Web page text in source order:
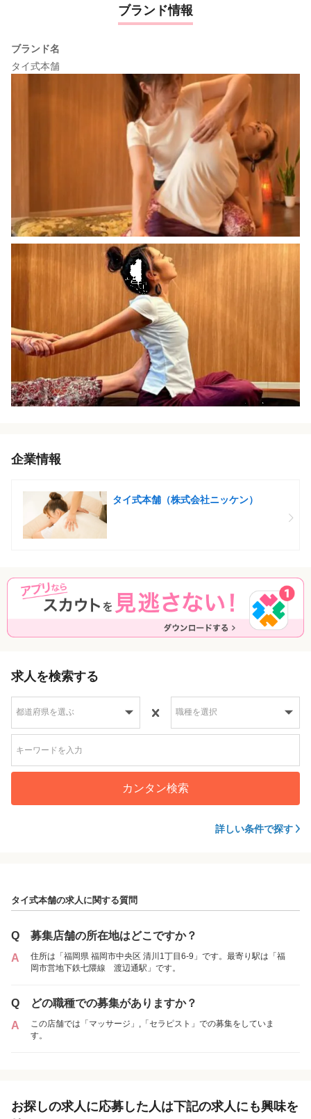
ブランド情報
ブランド名
タイ式本舗
企業情報
タイ式本舗（株式会社ニッケン）
求人を検索する
カンタン検索
詳しい条件で探す
タイ式本舗の求人に関する質問
Q
募集店舗の所在地はどこですか？
A
住所は「福岡県 福岡市中央区 清川1丁目6-9」です。最寄り駅は「福
岡市営地下鉄七隈線 渡辺通駅」です。
Q
どの職種での募集がありますか？
A
この店舗では「マッサージ」,「セラピスト」での募集をしていま
す。
お探しの求人に応募した人は下記の求人にも興味を